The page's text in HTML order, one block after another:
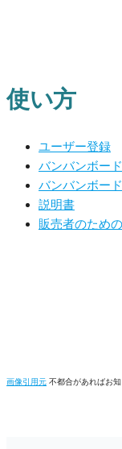
使い方
ユーザー登録
バンバンボー
バンバンボー
説明書
販売者のため
画像引用元 不都合があればお